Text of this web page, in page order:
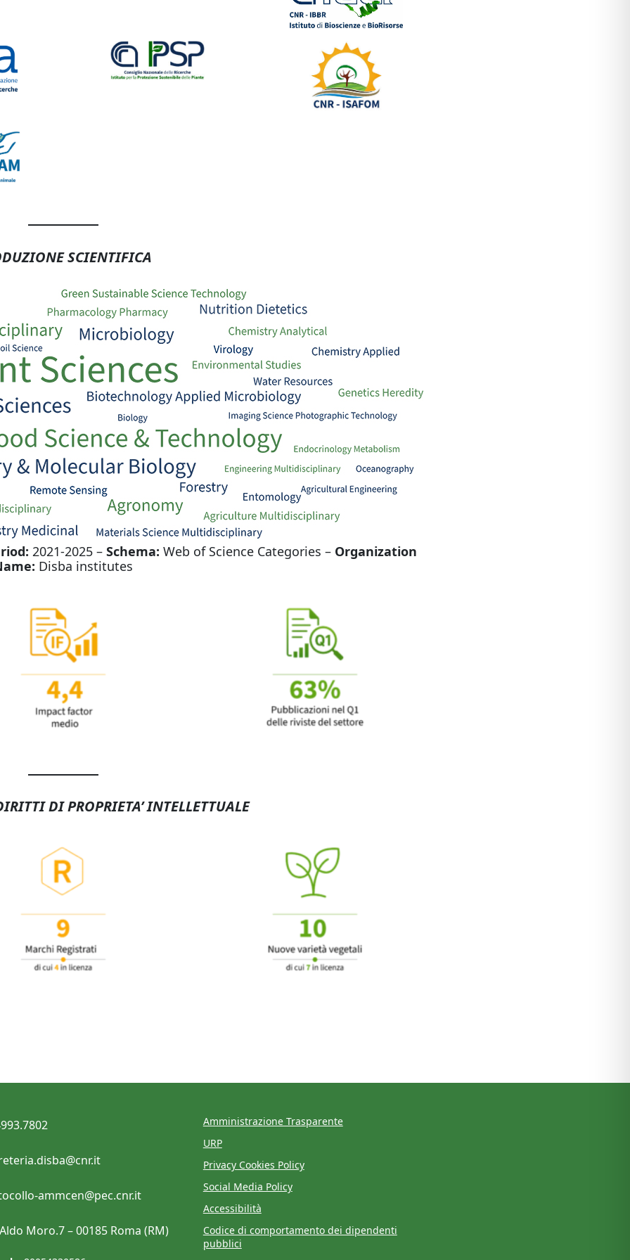
SCIENTIFICA
2021-2025 – Schema: Web of Science Categories – Organization
Disba institutes
DI PROPRIETA’ INTELLETTUALE
ammcen@pec.cnr.it
Moro.7 – 00185 Roma (RM)
Amministrazione Trasparente
URP
Privacy Cookies Policy
Social Media Policy
Accessibilità
Codice di comportamento dei dipendenti
pubblici